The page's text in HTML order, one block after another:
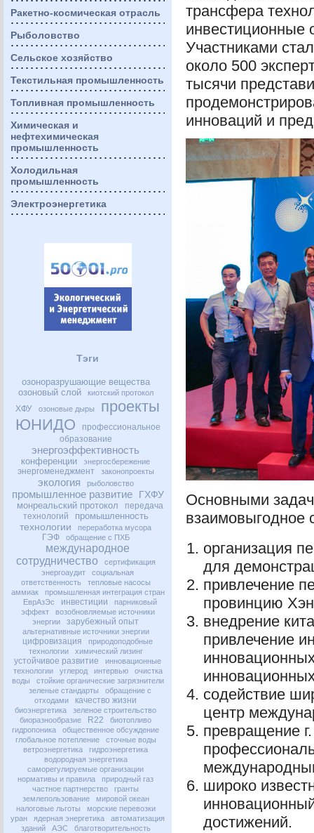
Ракетно-космическая отрасль
Рыболовство
Сельское хозяйство
Текстильная промышленность
Топливная промышленность
Химическая и
нефтехимическая
промышленность
Холодильная
промышленность
Электроэнергетика
Тэги
озоноразрушающие вещества
озоновый слой
киотский протокол
ХФУ озоновые дыры
проекты
ЮНИДО
профессиональное
образование
энергоэффективность
конференции энергосбережение
энергоменеджмент законопроекты
экология рыболовство
промышленное развитие ГХФУ
монреальский протокол
передача
технологий
промышленность
технологии переработка мусора
ГЭФ обращение с ПХБ
международное
сотрудничество
сертификация
энергоаудит
социальная
ответственность
тепловые насосы
аммиак
промышленная интеграция стран
ЕврАзЭс
инвестиции
парниковый
эффект
возобновляемые источники
энергии
зарубежный опыт
альтернативные источники энергии
цифровизация
природоподобные
технологии
химический лизинг
устойчивое развитие
инновационные
технологии
углерод интервью
очистка
воды
стойкие органические загрязнители
зеленые стандарты
обращение с
отходами
качество жизни
биоэнергетика
зеленое строительство
биоразнообразие
R22
биотопливо
гидропоника
общественное обсуждение
глобальное потепление
сточные воды
ветроэнергетика
гидроэнергетика
водородная энергетика
саморегулируемые организации
нормативы и правила
природный газ
частное партнерство
гранты
землепользование
мировой океан
налоговые льготы
морские перевозки
уран
ядерная энергетика
автоматизация
зданий
АЭС благотворительность
трансфера
инвестиционные
Участниками
около 500
тысячи
инноваций и
Основными
взаимовыгодное
организация
для
привлечение
провинцию
внедрение
привлечение
содействие
центр
превращение
широко
достижений.